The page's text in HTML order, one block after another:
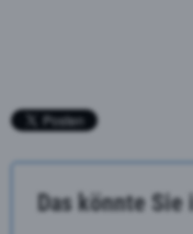
Das könnte